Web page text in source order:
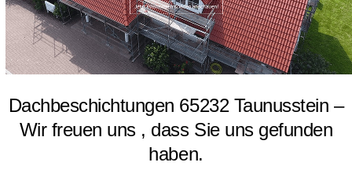
Dachbeschichtungen 65232 Taunusstein –
Wir freuen uns , dass Sie uns gefunden
haben.